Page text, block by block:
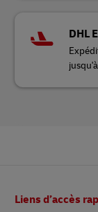
DHL
de
Liens d’accès